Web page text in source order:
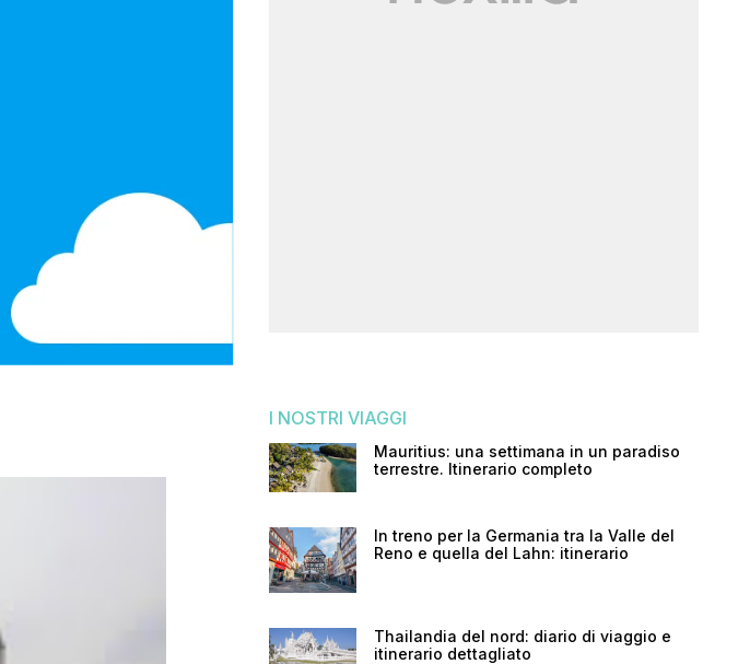
I NOSTRI VIAGGI
Mauritius: una settimana in un paradiso
terrestre. Itinerario completo
In treno per la Germania tra la Valle del
Reno e quella del Lahn: itinerario
Thailandia del nord: diario di viaggio e
itinerario dettagliato